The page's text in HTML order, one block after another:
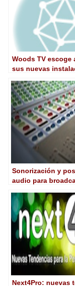
Woods TV escoge
sus nuevas
Sonorización y
audio para
Next4Pro: nuevas